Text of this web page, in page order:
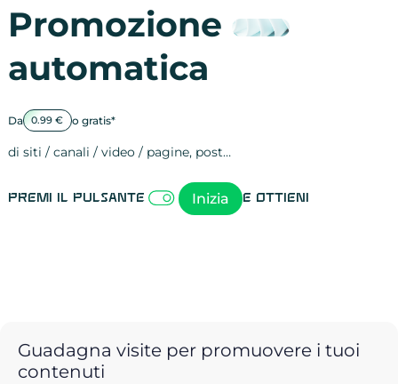
Promozione
automatica
Da 0.99 € o gratis*
di siti / canali / video / pagine, post…
Premi il pulsante Inizia e ottieni
Guadagna visite per promuovere i tuoi
contenuti